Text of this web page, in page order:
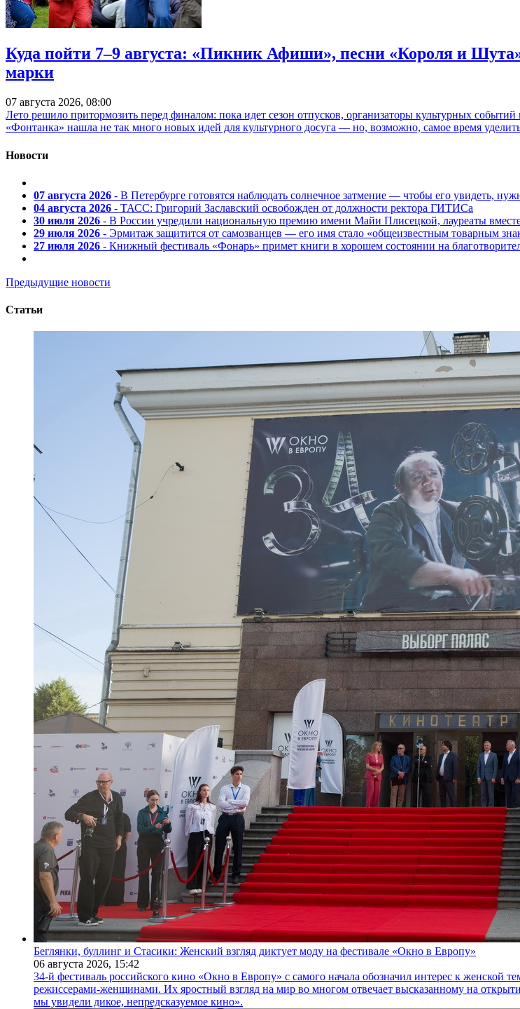
Куда пойти 7–9 августа: «Пикник Афиши», песни «Короля и
марки
07 августа 2026, 08:00
Лето решило притормозить перед финалом: пока идет сезон отпусков, организаторы культурных
«Фонтанка» нашла не так много новых идей для культурного досуга — но, возможно, самое время
Новости
07 августа 2026 - В Петербурге готовятся наблюдать солнечное затмение — чтобы его увидеть,
04 августа 2026 - ТАСС: Григорий Заславский освобожден от должности ректора ГИТИСа
30 июля 2026 - В России учредили национальную премию имени Майи Плисецкой, лауреаты вместе
29 июля 2026 - Эрмитаж защитится от самозванцев — его имя стало «общеизвестным товарным
27 июля 2026 - Книжный фестиваль «Фонарь» примет книги в хорошем состоянии на
Предыдущие новости
Статьи
Беглянки, буллинг и Стасики: Женский взгляд диктует моду на фестивале «Окно в Европу»
06 августа 2026, 15:42
34-й фестиваль российского кино «Окно в Европу» с самого начала обозначил интерес к
режиссерами-женщинами. Их яростный взгляд на мир во многом отвечает высказанному на
мы увидели дикое, непредсказуемое кино».